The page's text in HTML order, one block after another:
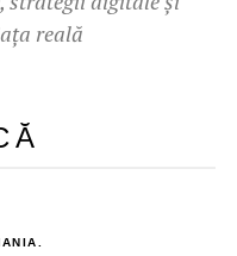
reală